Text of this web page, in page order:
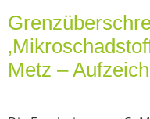
Metz –